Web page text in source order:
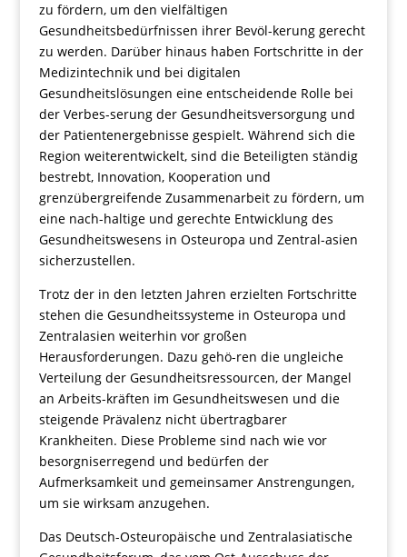
zu fördern, um den vielfältigen
Gesundheitsbedürfnissen ihrer Bevöl-kerung gerecht
zu werden. Darüber hinaus haben Fortschritte in der
Medizintechnik und bei digitalen
Gesundheitslösungen eine entscheidende Rolle bei
der Verbes-serung der Gesundheitsversorgung und
der Patientenergebnisse gespielt. Während sich die
Region weiterentwickelt, sind die Beteiligten ständig
bestrebt, Innovation, Kooperation und
grenzübergreifende Zusammenarbeit zu fördern, um
eine nach-haltige und gerechte Entwicklung des
Gesundheitswesens in Osteuropa und Zentral-asien
sicherzustellen.
Trotz der in den letzten Jahren erzielten Fortschritte
stehen die Gesundheitssysteme in Osteuropa und
Zentralasien weiterhin vor großen
Herausforderungen. Dazu gehö-ren die ungleiche
Verteilung der Gesundheitsressourcen, der Mangel
an Arbeits-kräften im Gesundheitswesen und die
steigende Prävalenz nicht übertragbarer
Krankheiten. Diese Probleme sind nach wie vor
besorgniserregend und bedürfen der
Aufmerksamkeit und gemeinsamer Anstrengungen,
um sie wirksam anzugehen.
Das Deutsch-Osteuropäische und Zentralasiatische